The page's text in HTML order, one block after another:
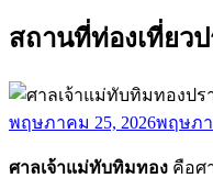
สถานที่ท่องเที่ยว
พฤษภาคม 25, 2026พฤษภา
ศาลเจ้าแม่ทับทิมทอง คือศ